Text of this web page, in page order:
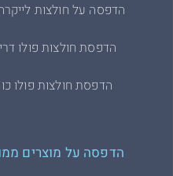
הדפסה על מוצרים
הדפסה על חולצות
הדפסת חולצות פולו
הדפסת חולצות פולו